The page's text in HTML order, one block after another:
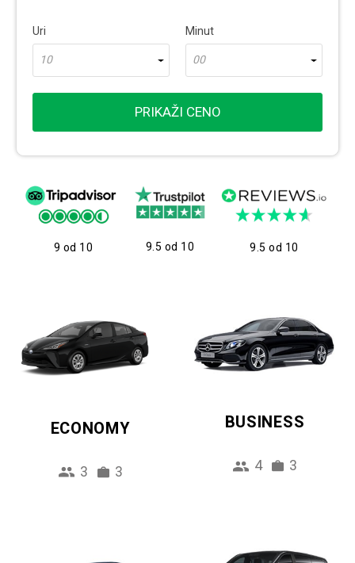
Uri
10
Minut
00
PRIKAŽI CENO
9 od 10 9.5 od 10 9.5 od 10
ECONOMY
3 3
BUSINESS
4 3